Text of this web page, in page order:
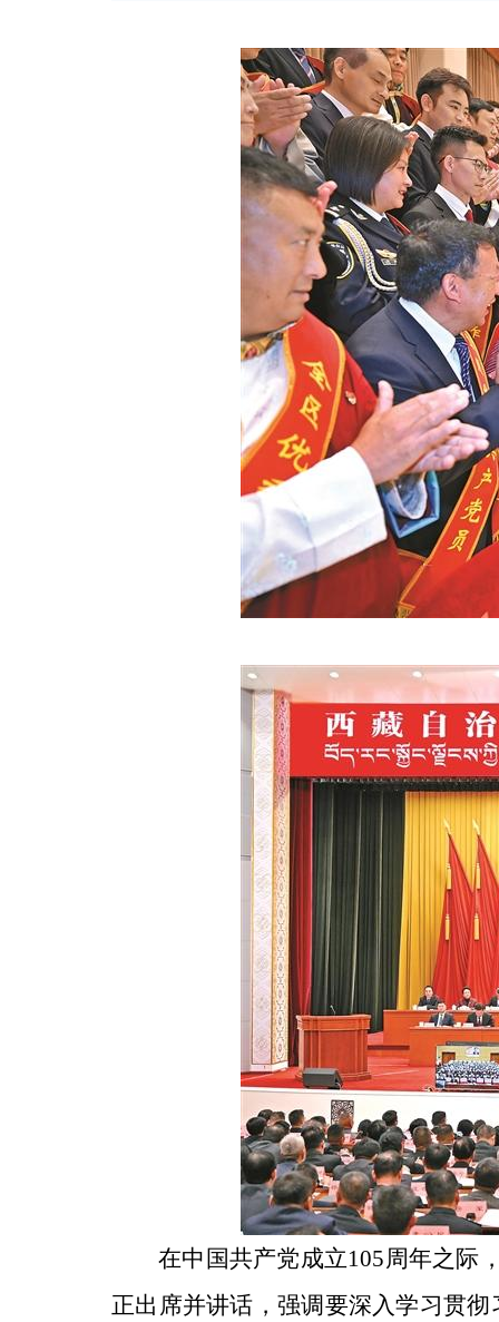
在中国共产党成立105周年之际
正出席并讲话，强调要深入学习贯